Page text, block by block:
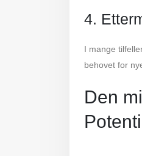
4.
I mange
behovet for
Den